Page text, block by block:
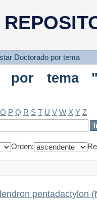
por tema
Doctorado por tema
por tema
O P Q R S T U V W X Y Z
Orden:
pentadactylon